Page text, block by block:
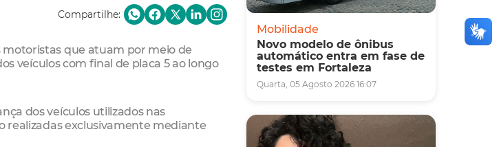
Compartilhe:
motoristas que atuam por meio de
veículos com final de placa 5 ao longo
dos veículos utilizados nas
realizadas exclusivamente mediante
Mobilidade
Novo modelo de ônibus
automático entra em fase de
testes em Fortaleza
Quarta, 05 Agosto 2026 16:07